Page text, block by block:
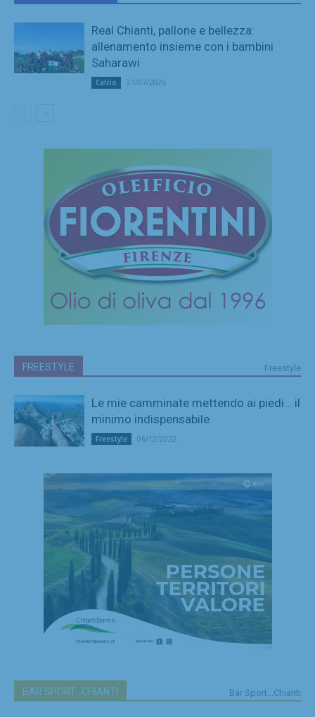
Real Chianti, pallone e bellezza:
allenamento insieme con i bambini
Saharawi
Calcio 21/07/2026
FREESTYLE Freestyle
Le mie camminate mettendo ai piedi… il
minimo indispensabile
Freestyle 06/12/2022
BAR SPORT...CHIANTI Bar Sport...Chianti